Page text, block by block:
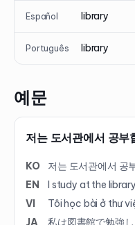
Español library
Português library
예문
저는 도서관에서 공부
KO
저는 도서관에서 공
EN
I study at the
VI
Tôi học bài ở thư
JA
私は図書館で勉強し